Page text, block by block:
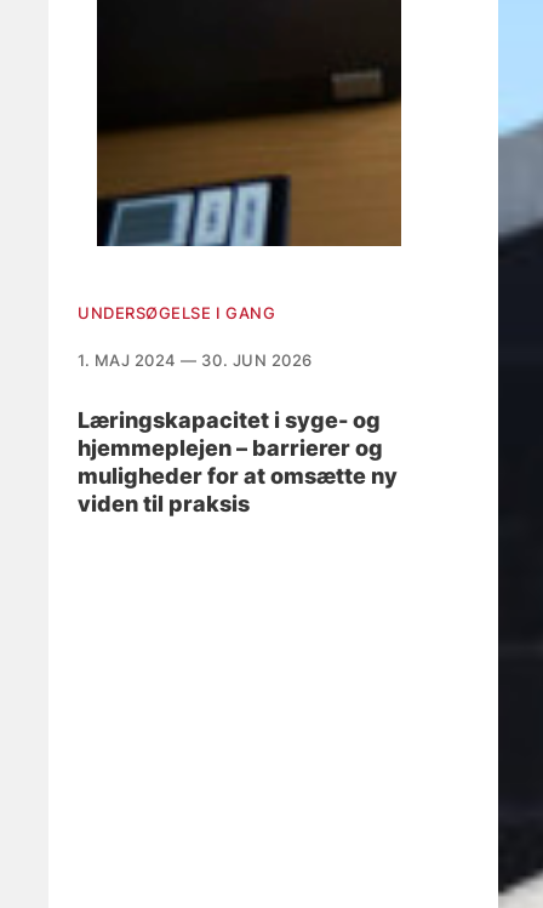
UNDERSØGELSE I GANG
1. MAJ 2024 — 30. JUN 2026
Læringskapacitet i syge- og
hjemmeplejen – barrierer og
muligheder for at omsætte ny
viden til praksis